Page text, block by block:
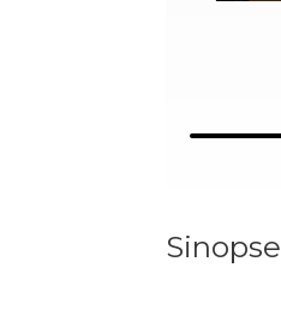
Sinopse